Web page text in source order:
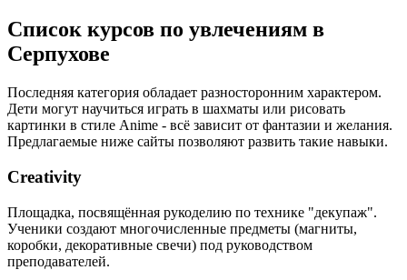
Список курсов по увлечениям в
Серпухове
Последняя категория обладает разносторонним характером.
Дети могут научиться играть в шахматы или рисовать
картинки в стиле Anime - всё зависит от фантазии и желания.
Предлагаемые ниже сайты позволяют развить такие навыки.
Creativity
Площадка, посвящённая рукоделию по технике "декупаж".
Ученики создают многочисленные предметы (магниты,
коробки, декоративные свечи) под руководством
преподавателей.